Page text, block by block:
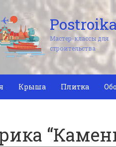
Мастер-классы для
строительства
Крыша Плитка